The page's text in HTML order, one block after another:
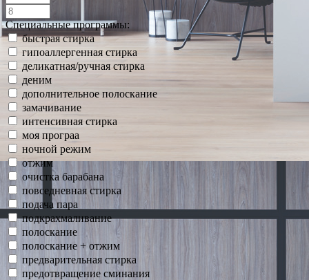
Специальные программы:
быстрая стирка
гипоаллергенная стирка
деликатная/ручная стирка
деним
дополнительное полоскание
замачивание
интенсивная стирка
моя програа
ночной режим
отжим
очистка барабана
повседневная стирка
подача пара
подкрахмаливание
полоскание
полоскание + отжим
предварительная стирка
предотвращение сминания